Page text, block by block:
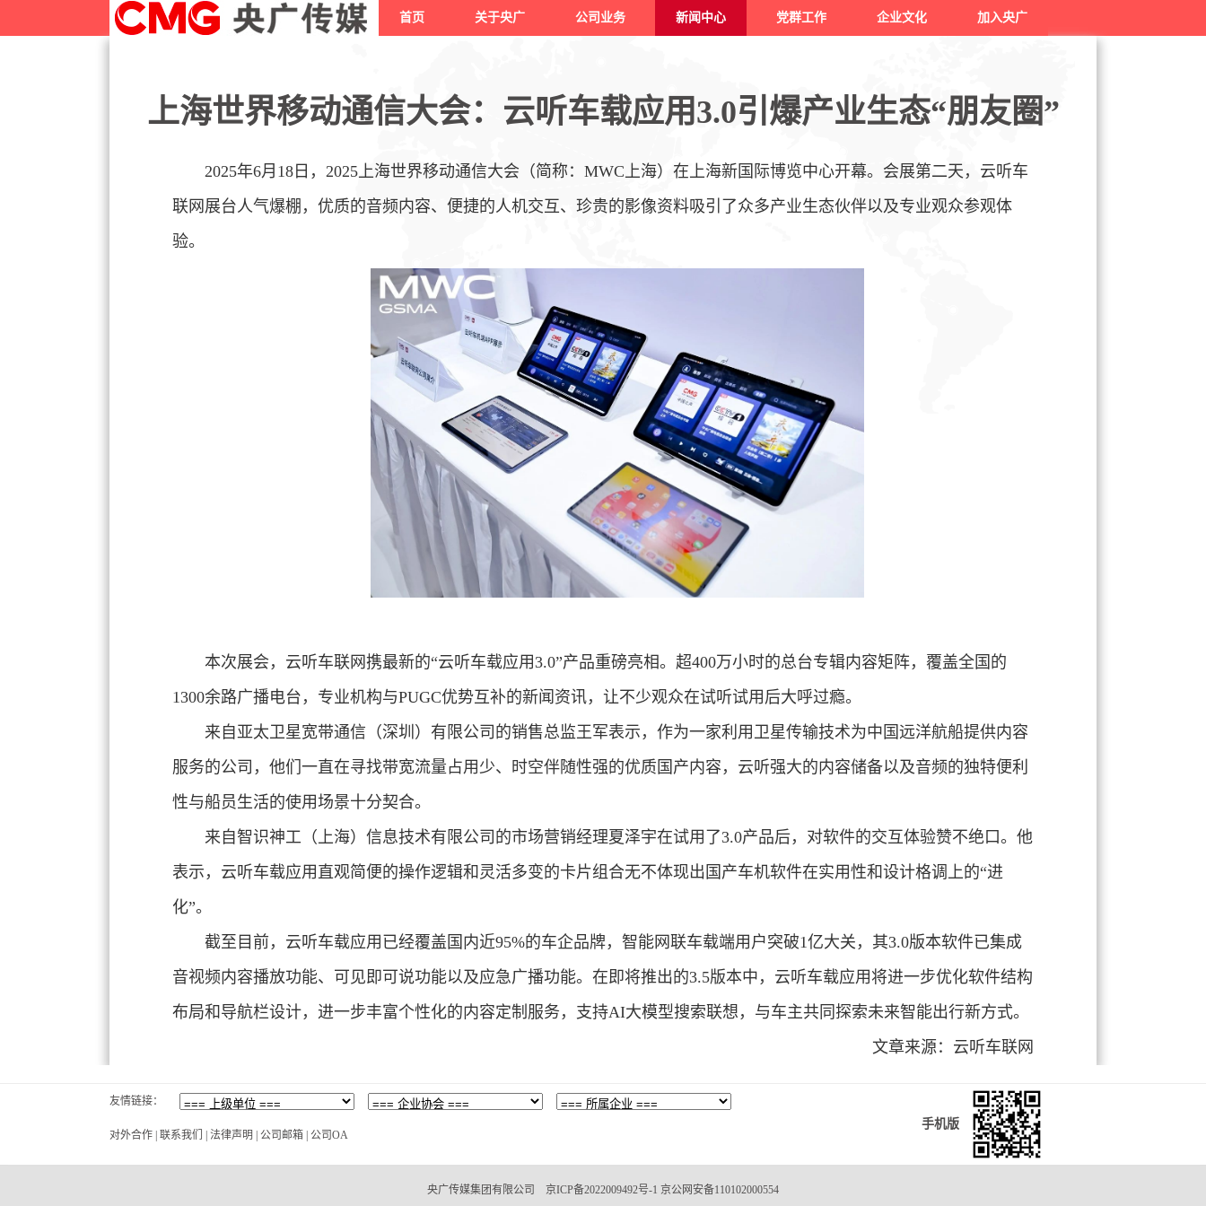
首页 关于央广 公司业务 新闻中心 党群工作 企业文化 加入央广
上海世界移动通信大会：云听车载应用3.0引爆产业生态“朋友圈”
2025年6月18日，2025上海世界移动通信大会（简称：MWC上海）在上海新国际博览中心开幕。会展第二天，云听车
联网展台人气爆棚，优质的音频内容、便捷的人机交互、珍贵的影像资料吸引了众多产业生态伙伴以及专业观众参观体
验。
本次展会，云听车联网携最新的“云听车载应用3.0”产品重磅亮相。超400万小时的总台专辑内容矩阵，覆盖全国的
1300余路广播电台，专业机构与PUGC优势互补的新闻资讯，让不少观众在试听试用后大呼过瘾。
来自亚太卫星宽带通信（深圳）有限公司的销售总监王军表示，作为一家利用卫星传输技术为中国远洋航船提供内容
服务的公司，他们一直在寻找带宽流量占用少、时空伴随性强的优质国产内容，云听强大的内容储备以及音频的独特便利
性与船员生活的使用场景十分契合。
来自智识神工（上海）信息技术有限公司的市场营销经理夏泽宇在试用了3.0产品后，对软件的交互体验赞不绝口。他
表示，云听车载应用直观简便的操作逻辑和灵活多变的卡片组合无不体现出国产车机软件在实用性和设计格调上的“进
化”。
截至目前，云听车载应用已经覆盖国内近95%的车企品牌，智能网联车载端用户突破1亿大关，其3.0版本软件已集成
音视频内容播放功能、可见即可说功能以及应急广播功能。在即将推出的3.5版本中，云听车载应用将进一步优化软件结构
布局和导航栏设计，进一步丰富个性化的内容定制服务，支持AI大模型搜索联想，与车主共同探索未来智能出行新方式。
文章来源：云听车联网